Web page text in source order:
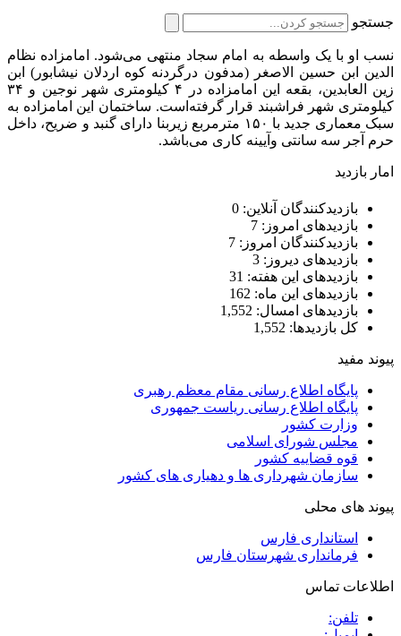
جستجو
نسب او با یک واسطه به امام سجاد منتهی می‌شود. امامزاده نظام
الدین ابن حسین الاصغر (مدفون درگردنه کوه اردلان نیشابور) ابن
زین العابدین، بقعه این امامزاده در ۴ کیلومتری شهر نوجین و ۳۴
کیلومتری شهر فراشبند قرار گرفته‌است. ساختمان این امامزاده به
سبک معماری جدید با ۱۵۰ مترمربع زیربنا دارای گنبد و ضریح، داخل
حرم آجر سه سانتی وآیینه کاری می‌باشد.
امار بازدید
بازدیدکنندگان آنلاین: 0
بازدیدهای امروز: 7
بازدیدکنندگان امروز: 7
بازدیدهای دیروز: 3
بازدیدهای این هفته: 31
بازدیدهای این ماه: 162
بازدیدهای امسال: 1,552
کل بازدیدها: 1,552
پیوند مفید
پایگاه اطلاع رسانی مقام معظم رهبری
پایگاه اطلاع رسانی ریاست جمهوری
وزارت کشور
مجلس شورای اسلامی
قوه قضاییه کشور
سازمان شهرداری ها و دهیاری های کشور
پیوند های محلی
استانداری فارس
فرمانداری شهرستان فارس
اطلاعات تماس
تلفن: